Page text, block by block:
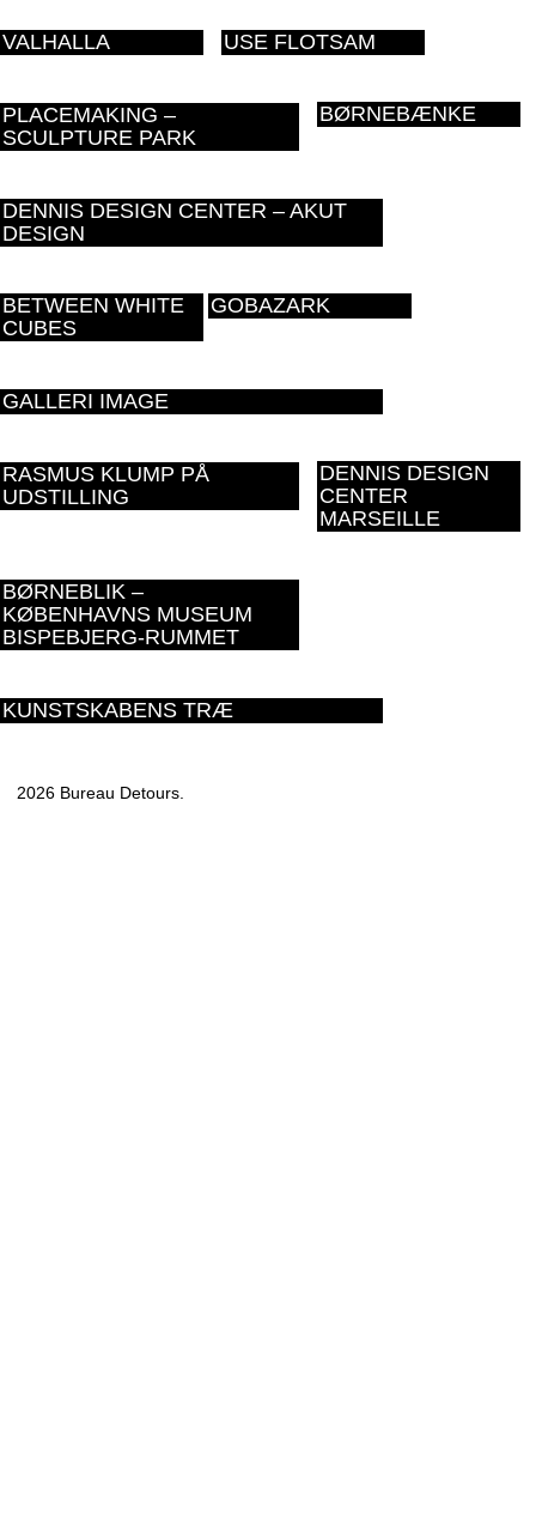
VALHALLA USE FLOTSAM
PLACEMAKING –
SCULPTURE PARK
BØRNEBÆNKE
DENNIS DESIGN CENTER – AKUT
DESIGN
BETWEEN WHITE
CUBES
GOBAZARK
GALLERI IMAGE
RASMUS KLUMP PÅ
UDSTILLING
DENNIS DESIGN
CENTER
MARSEILLE
BØRNEBLIK –
KØBENHAVNS MUSEUM
BISPEBJERG-RUMMET
KUNSTSKABENS TRÆ
2026 Bureau Detours.